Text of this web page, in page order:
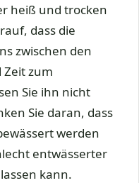
heiß und trocken
dass die
zwischen den
zum
Sie ihn nicht
Sie daran, dass
werden
entwässerter
kann.